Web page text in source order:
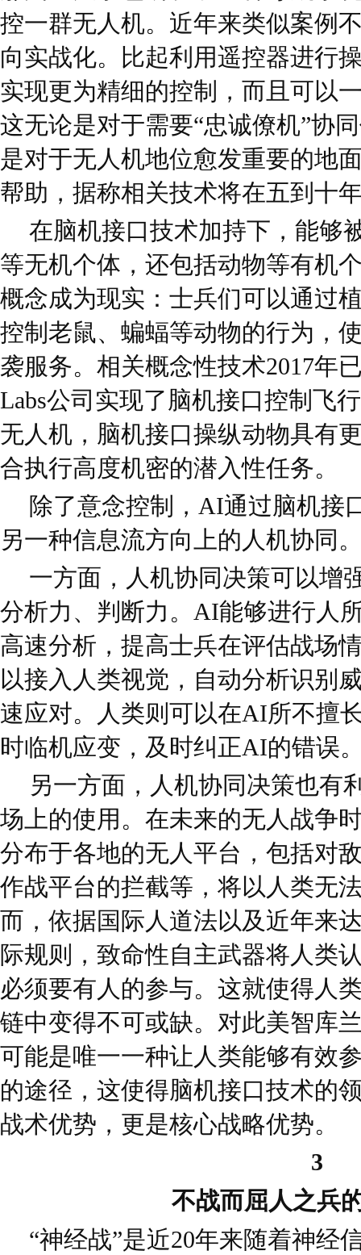
控一群无人机。近年来类似案例
向实战化。比起利用遥控器进行
实现更为精细的控制，而且可以
这无论是对于需要“忠诚僚机”协
是对于无人机地位愈发重要的地
帮助，据称相关技术将在五到十
在脑机接口技术加持下，能够
等无机个体，还包括动物等有机
概念成为现实：士兵们可以通过
控制老鼠、蝙蝠等动物的行为，
袭服务。相关概念性技术2017年
Labs公司实现了脑机接口控制飞
无人机，脑机接口操纵动物具有
合执行高度机密的潜入性任务。
除了意念控制，AI通过脑机接
另一种信息流方向上的人机协同
一方面，人机协同决策可以增
分析力、判断力。AI能够进行人
高速分析，提高士兵在评估战场
以接入人类视觉，自动分析识别
速应对。人类则可以在AI所不擅
时临机应变，及时纠正AI的错误
另一方面，人机协同决策也有
场上的使用。在未来的无人战争
分布于各地的无人平台，包括对
作战平台的拦截等，将以人类无
而，依据国际人道法以及近年来
际规则，致命性自主武器将人类
必须要有人的参与。这就使得人
链中变得不可或缺。对此美智库
可能是唯一一种让人类能够有效
的途径，这使得脑机接口技术的
战术优势，更是核心战略优势。
3
不战而屈人之兵
“神经战”是近20年来随着神经